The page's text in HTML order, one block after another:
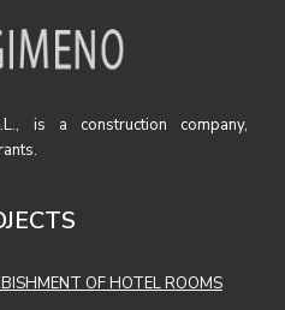
is a construction company,
OF HOTEL ROOMS